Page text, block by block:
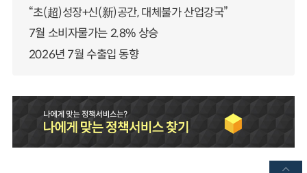
“초(超)성장+신(新)공간, 대체불가 산업강국”
7월 소비자물가는 2.8% 상승
2026년 7월 수출입 동향